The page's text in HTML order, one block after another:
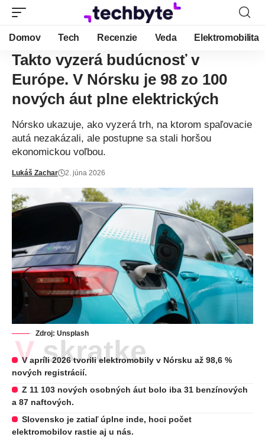
Domov Tech Recenzie Veda Elektromobilita
Takto vyzerá budúcnosť v
Európe. V Nórsku je 98 zo 100
nových áut plne elektrických
Nórsko ukazuje, ako vyzerá trh, na ktorom spaľovacie
autá nezakázali, ale postupne sa stali horšou
ekonomickou voľbou.
Lukáš Zachar 2. júna 2026
Zdroj: Unsplash
V skratke
V apríli 2026 tvorili elektromobily v Nórsku až 98,6 %
nových registrácií.
Z 11 103 nových osobných áut bolo iba 31 benzínových
a 87 naftových.
Slovensko je zatiaľ úplne inde, hoci počet
elektromobilov rastie aj u nás.